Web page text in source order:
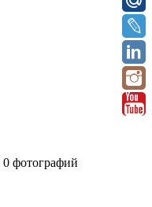
0 фотографий